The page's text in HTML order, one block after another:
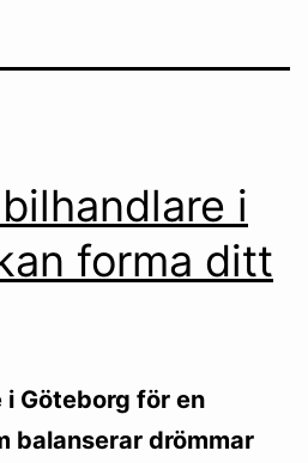
i
forma ditt
i Göteborg för en
balanserar drömmar